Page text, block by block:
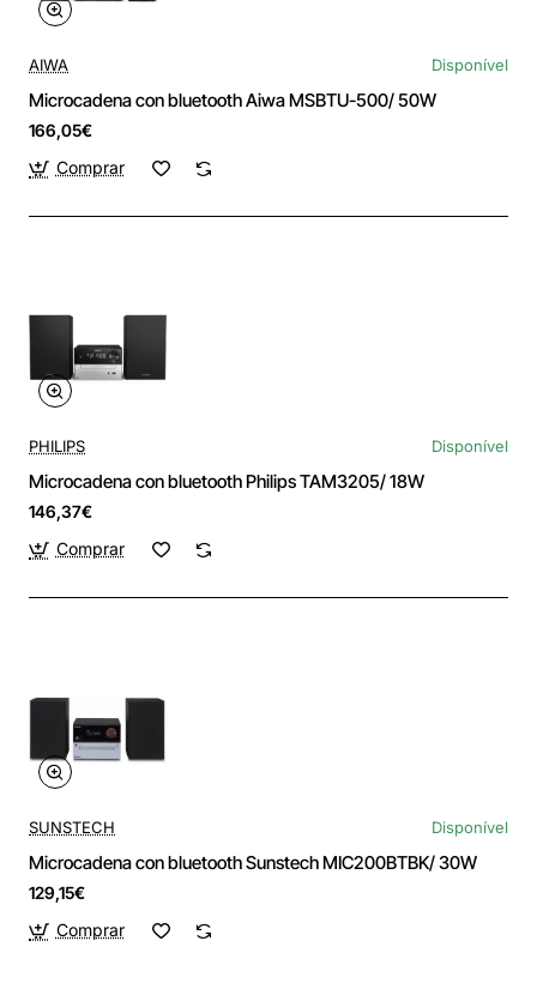
AIWA Disponível
Microcadena con bluetooth Aiwa MSBTU-500/ 50W
166,05€
Comprar
PHILIPS Disponível
Microcadena con bluetooth Philips TAM3205/ 18W
146,37€
Comprar
SUNSTECH Disponível
Microcadena con bluetooth Sunstech MIC200BTBK/ 30W
129,15€
Comprar